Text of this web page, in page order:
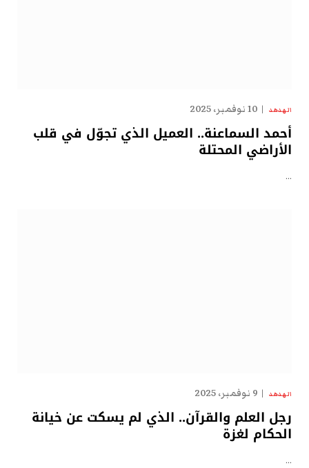
الهدهد 10 نوفمبر، 2025
أحمد السماعنة.. العميل الذي تجوّل في قلب
الأراضي المحتلة
…
الهدهد 9 نوفمبر، 2025
رجل العلم والقرآن.. الذي لم يسكت عن خيانة
الحكام لغزة
…